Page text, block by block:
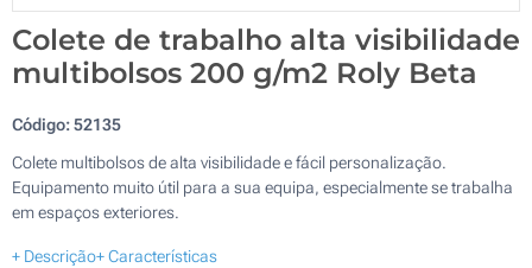
Colete de trabalho alta visibilidade
multibolsos 200 g/m2 Roly Beta
Código:52135
Colete multibolsos de alta visibilidade e fácil personalização.
Equipamento muito útil para a sua equipa, especialmente se trabalha
em espaços exteriores.
+ Descrição+ Características